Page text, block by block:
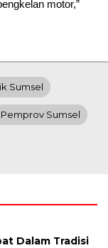
motor,”
Sumsel
Pemprov Sumsel
Dalam Tradisi